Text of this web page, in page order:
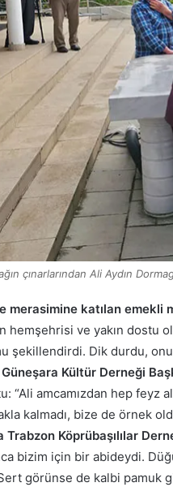
çınarlarından Ali Aydın
merasimine katılan emekli
hemşehrisi ve yakın dostu
şekillendirdi. Dik durdu,
Kültür Derneği
“Ali amcamızdan hep feyz
kalmadı, bize de örnek
Trabzon Köprübaşılılar
bizim için bir abideydi.
görünse de kalbi pamuk